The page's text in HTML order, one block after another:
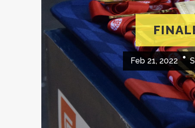
Feb 21, 2022